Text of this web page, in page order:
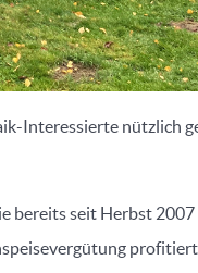
Interessierte nützlich
bereits seit Herbst 2007